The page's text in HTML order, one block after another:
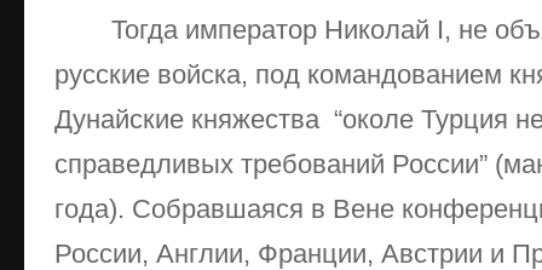
Тогда император Николай I, не
русские войска, под командованием
Дунайские княжества “околе Турция
справедливых требований России”
года). Собравшаяся в Вене
России, Англии, Франции, Австрии и